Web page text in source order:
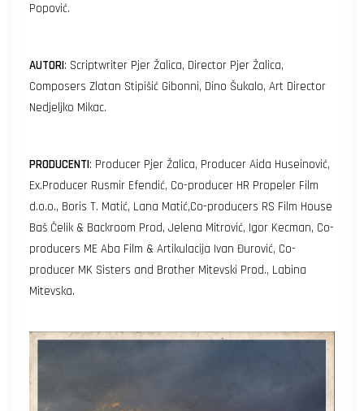
Popović.
AUTORI: Scriptwriter Pjer Žalica, Director Pjer Žalica,
Composers Zlatan Stipišić Gibonni, Dino Šukalo, Art Director
Nedjeljko Mikac.
PRODUCENTI: Producer Pjer Žalica, Producer Aida Huseinović,
Ex.Producer Rusmir Efendić, Co-producer HR Propeler Film
d.o.o., Boris T. Matić, Lana Matić,Co-producers RS Film House
Baš Čelik & Backroom Prod, Jelena Mitrović, Igor Kecman, Co-
producers ME Aba Film & Artikulacija Ivan Đurović, Co-
producer MK Sisters and Brother Mitevski Prod., Labina
Mitevska.